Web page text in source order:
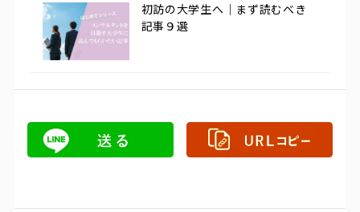
初訪の大学生へ｜まず読むべき
記事９選